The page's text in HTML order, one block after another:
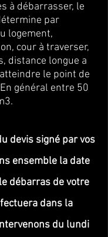
à débarrasser, le
par
logement,
cour à traverser,
distance longue a
le point de
général entre 50
devis signé par vos
ensemble la date
débarras de votre
dans la
du lundi